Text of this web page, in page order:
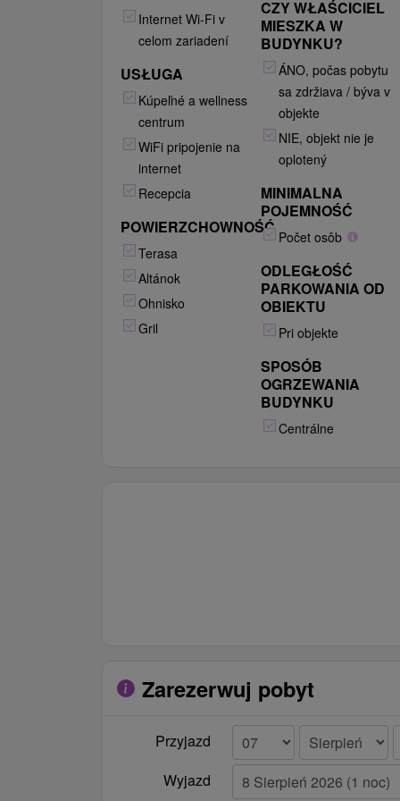
Internet Wi-Fi v
celom zariadení
USŁUGA
Kúpeľné a wellness
centrum
WiFi pripojenie na
internet
Recepcia
POWIERZCHOWNOŚĆ
Terasa
Altánok
Ohnisko
Gril
CZY WŁAŚCICIEL
MIESZKA W
BUDYNKU?
ÁNO, počas pobytu
sa zdržiava / býva v
objekte
NIE, objekt nie je
oplotený
MINIMALNA
POJEMNOŚĆ
Počet osôb
ODLEGŁOŚĆ
PARKOWANIA OD
OBIEKTU
Pri objekte
SPOSÓB
OGRZEWANIA
BUDYNKU
Centrálne
Zarezerwuj pobyt
Przyjazd
Wyjazd